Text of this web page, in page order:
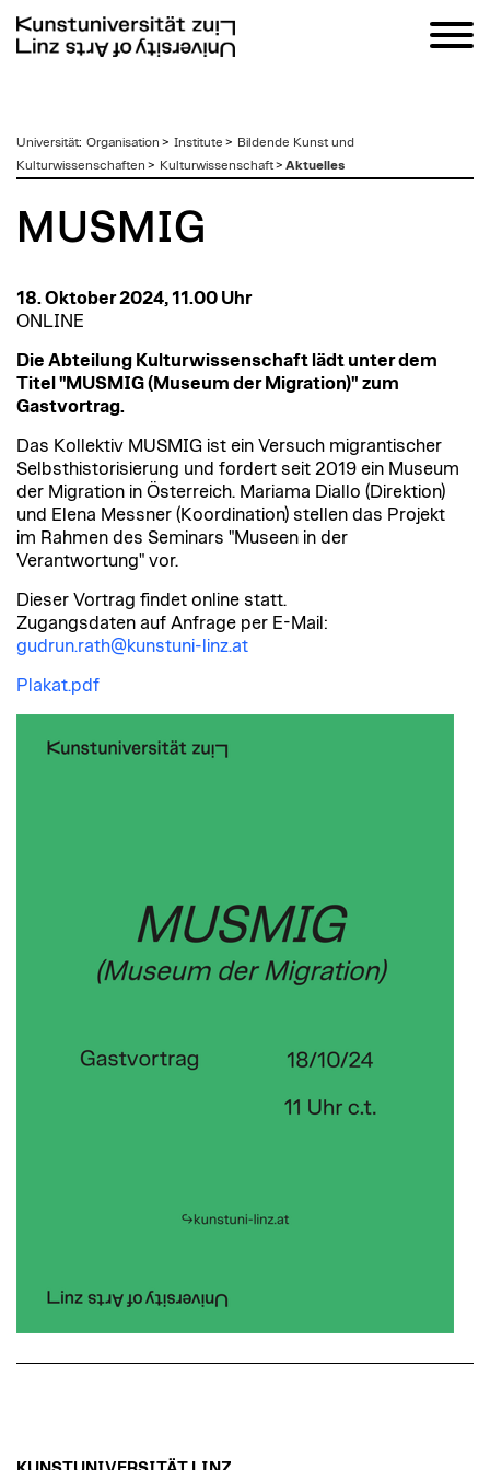
zum
Inhalt
Universität: Organisation > Institute > Bildende Kunst und
Kulturwissenschaften > Kulturwissenschaft> Aktuelles
MUSMIG
18. Oktober 2024, 11.00 Uhr
ONLINE
Die Abteilung Kulturwissenschaft lädt unter dem
Titel "MUSMIG (Museum der Migration)" zum
Gastvortrag.
Das Kollektiv MUSMIG ist ein Versuch migrantischer
Selbsthistorisierung und fordert seit 2019 ein Museum
der Migration in Österreich. Mariama Diallo (Direktion)
und Elena Messner (Koordination) stellen das Projekt
im Rahmen des Seminars "Museen in der
Verantwortung" vor.
Dieser Vortrag findet online statt.
Zugangsdaten auf Anfrage per E-Mail:
gudrun.rath@kunstuni-linz.at
Plakat.pdf